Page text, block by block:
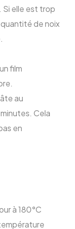
Si elle est trop
de noix
film
au
Cela
en
à 180°C